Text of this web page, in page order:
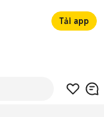
Tải app